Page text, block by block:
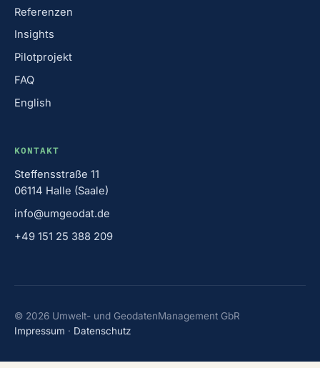
Referenzen
Insights
Pilotprojekt
FAQ
English
KONTAKT
Steffensstraße 11
06114 Halle (Saale)
info@umgeodat.de
+49 151 25 388 209
© 2026 Umwelt- und GeodatenManagement GbR
Impressum · Datenschutz